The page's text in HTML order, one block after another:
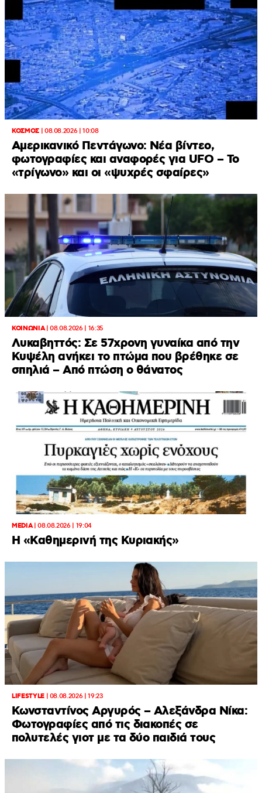
ΚΟΣΜΟΣ| 08.08.2026 | 10:08
Αμερικανικό Πεντάγωνο: Νέα βίντεο,
φωτογραφίες και αναφορές για UFO – Το
«τρίγωνο» και οι «ψυχρές σφαίρες»
ΚΟΙΝΩΝΙΑ|08.08.2026 | 16:35
Λυκαβηττός: Σε 57χρονη γυναίκα από την
Κυψέλη ανήκει το πτώμα που βρέθηκε σε
σπηλιά – Από πτώση ο θάνατος
MEDIA|08.08.2026 | 19:04
H «Καθημερινή της Κυριακής»
LIFESTYLE| 08.08.2026 | 19:23
Κωνσταντίνος Αργυρός – Αλεξάνδρα Νίκα:
Φωτογραφίες από τις διακοπές σε
πολυτελές γιοτ με τα δύο παιδιά τους